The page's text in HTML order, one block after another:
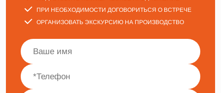
ПРИ НЕОБХОДИМОСТИ ДОГОВОРИТЬСЯ О ВСТРЕЧЕ
ОРГАНИЗОВАТЬ ЭКСКУРСИЮ НА ПРОИЗВОДСТВО